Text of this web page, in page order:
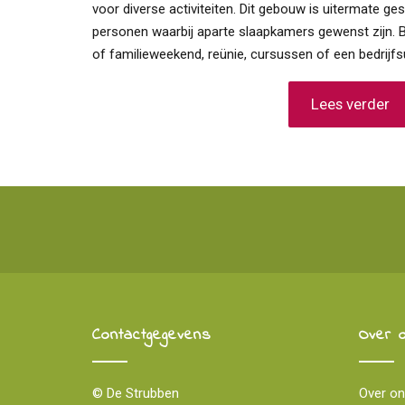
voor diverse activiteiten. Dit gebouw is uitermate
personen waarbij aparte slaapkamers gewenst zijn.
of familieweekend, reünie, cursussen of een
Lees verder
Contactgegevens
© De Strubben
Over
Over